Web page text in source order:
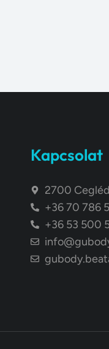
Kapcsolat
2700
+36 70 786
+36 53 500